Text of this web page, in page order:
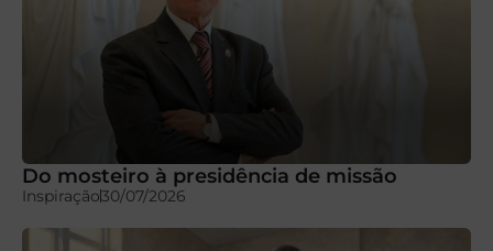
Do mosteiro à presidência de missão
Inspiração30/07/2026